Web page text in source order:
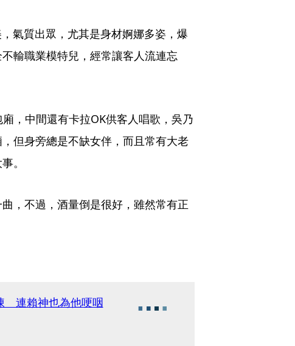
氣質出眾，尤其是身材婀娜多姿，爆
輸職業模特兒，經常讓客人流連忘
，中間還有卡拉OK供客人唱歌，吳乃
但身旁總是不缺女伴，而且常有大老
。
，不過，酒量倒是很好，雖然常有正
連賴神也為他哽咽